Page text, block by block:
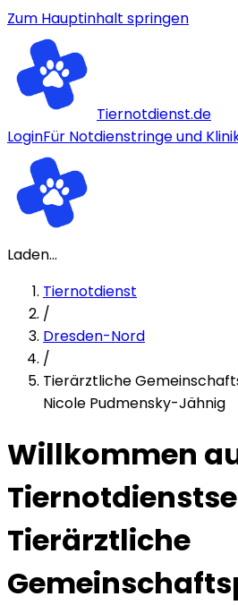
Zum Hauptinhalt springen
Tiernotdienst.de
LoginFür Notdienstringe und
Laden...
Tiernotdienst
/
Dresden-Nord
/
Tierärztliche
Nicole Pudmensky-Jähnig
Willkommen
Tierärztliche